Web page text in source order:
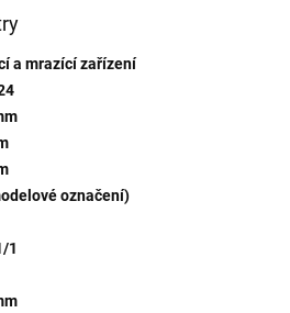
a mrazící zařízení
označení)
1